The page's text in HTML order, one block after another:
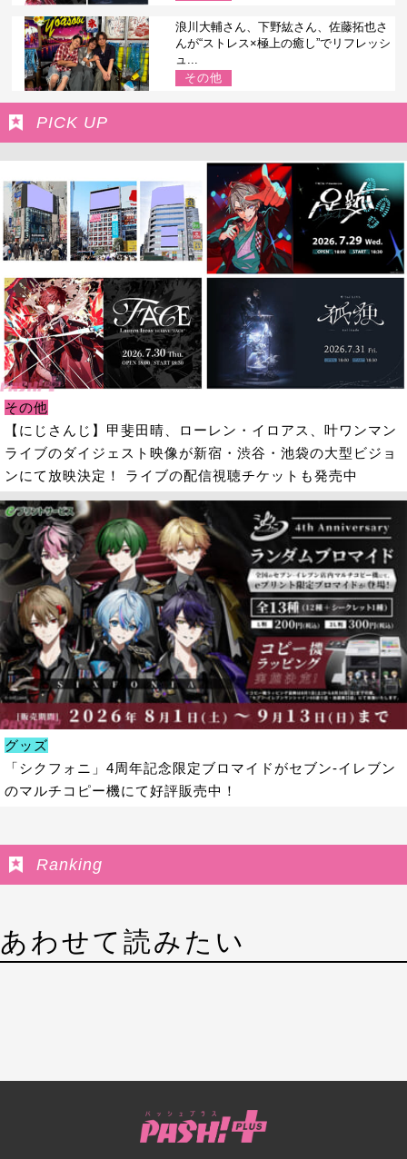
浪川大輔さん、下野紘さん、佐藤拓也さ
んが“ストレス×極上の癒し”でリフレッシ
ュ...
その他
PICK UP
その他
【にじさんじ】甲斐田晴、ローレン・イロアス、叶ワンマン
ライブのダイジェスト映像が新宿・渋谷・池袋の大型ビジョ
ンにて放映決定！ ライブの配信視聴チケットも発売中
グッズ
「シクフォニ」4周年記念限定ブロマイドがセブン‐イレブン
のマルチコピー機にて好評販売中！
Ranking
あわせて読みたい